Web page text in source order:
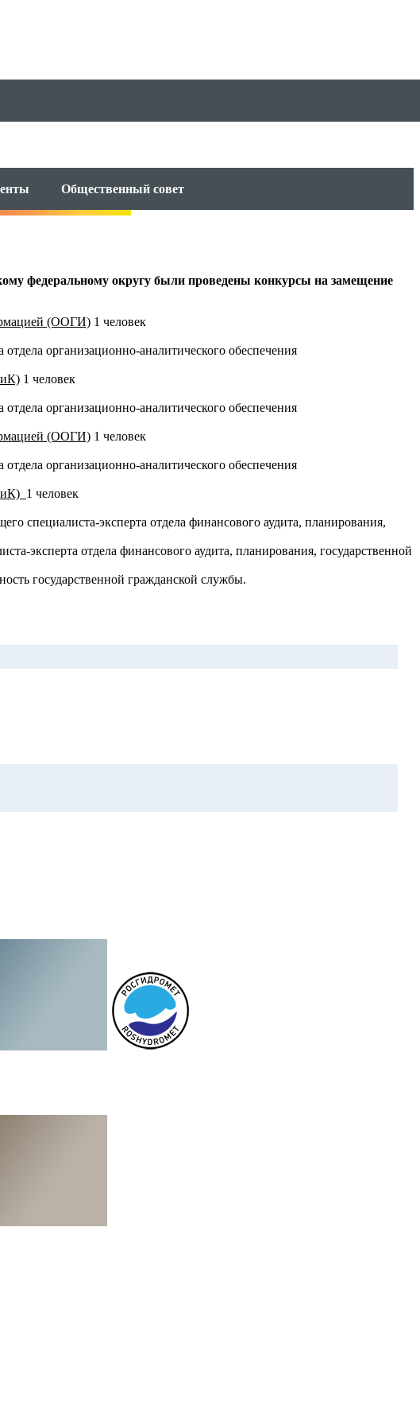
Общественный совет
федеральному округу были проведены конкурсы на замещение
(ООГИ) 1 человек
организационно-аналитического обеспечения
1 человек
организационно-аналитического обеспечения
(ООГИ) 1 человек
организационно-аналитического обеспечения
1 человек
эксперта отдела финансового аудита, планирования,
эксперта отдела финансового аудита, планирования, государственной
государственной гражданской службы.